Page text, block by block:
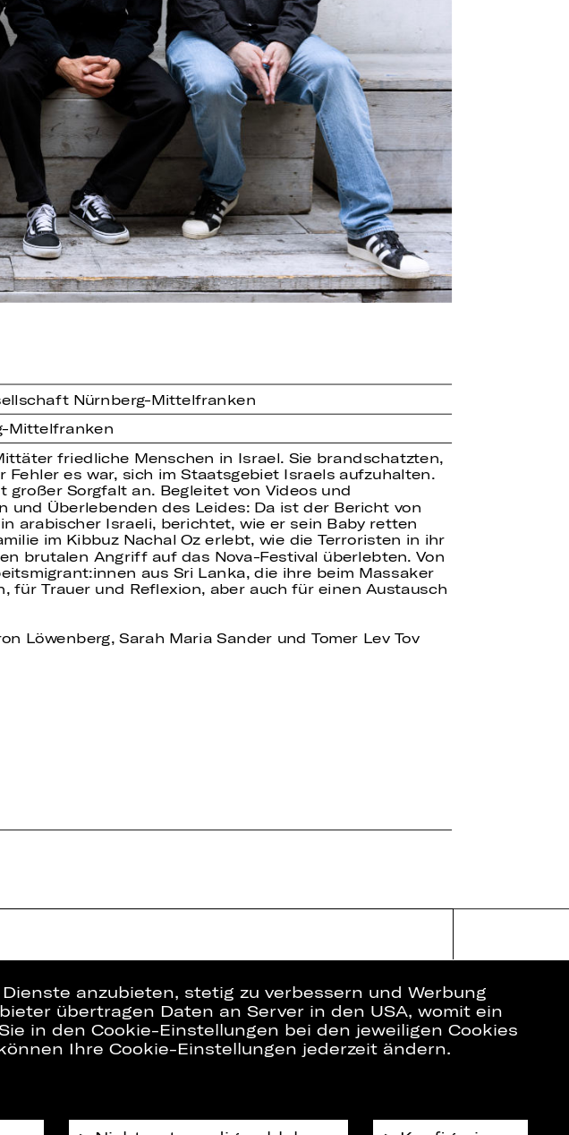
Nürnberg-Mittelfranken
Mittelfranken
friedliche Menschen in Israel. Sie brandschatzten,
es war, sich im Staatsgebiet Israels aufzuhalten.
Sorgfalt an. Begleitet von Videos und
und Überlebenden des Leides: Da ist der Bericht von
arabischer Israeli, berichtet, wie er sein Baby retten
im Kibbuz Nachal Oz erlebt, wie die Terroristen in ihr
brutalen Angriff auf das Nova-Festival überlebten. Von
aus Sri Lanka, die ihre beim Massaker
für Trauer und Reflexion, aber auch für einen Austausch
Löwenberg, Sarah Maria Sander und Tomer Lev Tov
anzubieten, stetig zu verbessern und Werbung
übertragen Daten an Server in den USA, womit ein
in den Cookie-Einstellungen bei den jeweiligen Cookies
Ihre Cookie-Einstellungen jederzeit ändern.